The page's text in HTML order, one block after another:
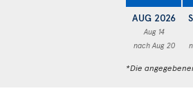
AUG 2026
Aug 14
nach Aug 20
*Die